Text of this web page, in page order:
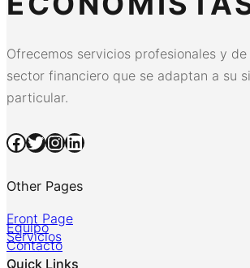
Ofrecemos servicios profesionales y
sector financiero que se adaptan a su
particular.
Facebook Twitter InstagramLinkedIn
Other Pages
Front Page
Equipo
Servicios
Contacto
Quick Links